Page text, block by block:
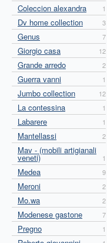
Coleccion alexandra 1
Dv home collection 3
Genus 7
Giorgio casa 12
Grande arredo 2
Guerra vanni 1
Jumbo collection 12
La contessina 1
Labarere 1
Mantellassi 2
Mav - (mobili artigianali
veneti) 1
Medea 9
Meroni 2
Mo.wa 2
Modenese gastone 7
Pregno 1